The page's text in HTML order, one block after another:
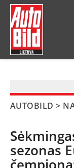
AUTOBILD >
sezonas